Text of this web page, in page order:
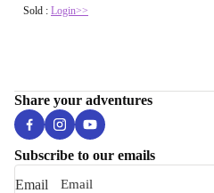
Sold : Login>>
Share your adventures
Subscribe to our emails
Email